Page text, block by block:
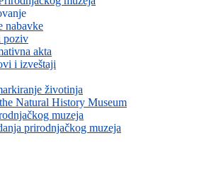
nabavke
poziv
akta
i izveštaji
životinja
Natural History Museum
muzeja
prirodnjačkog muzeja